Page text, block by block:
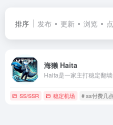
排序 发布 更新 浏览
海獭 Haita
Haita是一家主打稳定翻
SS/SSR 稳定机场 # ss付费几点